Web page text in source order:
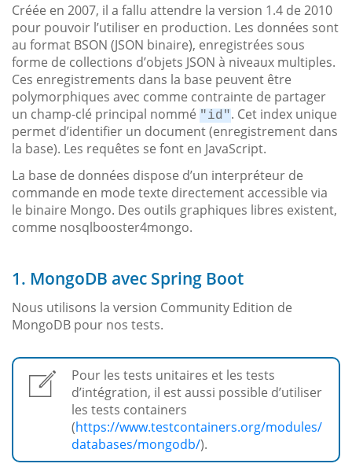
Créée en 2007, il a fallu attendre la version 1.4 de 2010
pour pouvoir l’utiliser en production. Les données sont
au format BSON (JSON binaire), enregistrées sous
forme de collections d’objets JSON à niveaux multiples.
Ces enregistrements dans la base peuvent être
polymorphiques avec comme contrainte de partager
un champ-clé principal nommé "id". Cet index unique
permet d’identifier un document (enregistrement dans
la base). Les requêtes se font en JavaScript.
La base de données dispose d’un interpréteur de
commande en mode texte directement accessible via
le binaire Mongo. Des outils graphiques libres existent,
comme nosqlbooster4mongo.
1. MongoDB avec Spring Boot
Nous utilisons la version Community Edition de
MongoDB pour nos tests.
Pour les tests unitaires et les tests
d’intégration, il est aussi possible d’utiliser
les tests containers
(https://www.testcontainers.org/modules/
databases/mongodb/).